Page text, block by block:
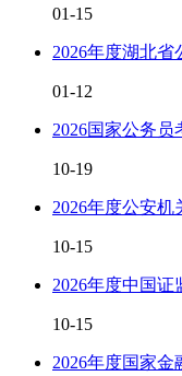
01-15
2026年度湖北省
01-12
2026国家公务员
10-19
2026年度公安
10-15
2026年度中国
10-15
2026年度国家